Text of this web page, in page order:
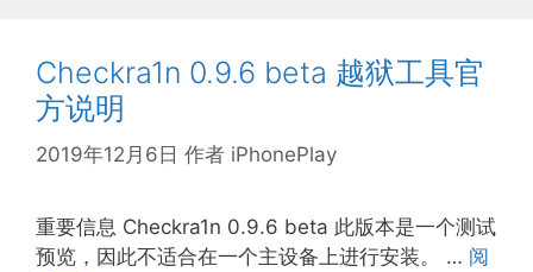
Checkra1n 0.9.6 beta 越狱工具官
方说明
2019年12月6日 作者 iPhonePlay
重要信息 Checkra1n 0.9.6 beta 此版本是一个测试
预览，因此不适合在一个主设备上进行安装。 … 阅